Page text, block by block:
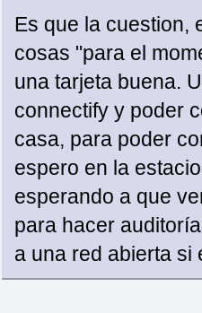
Es que la cuestion,
cosas "para el
una tarjeta buena.
connectify y poder
casa, para poder
espero en la
esperando a que
para hacer
a una red abierta si